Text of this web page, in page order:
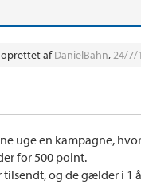
afDanielBahn,24/7/
uge en kampagne,
for 500 point.
og de gælder i 1